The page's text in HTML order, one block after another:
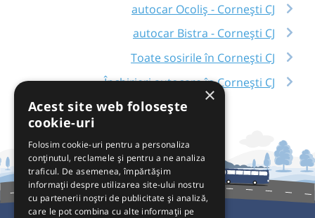
autocar Ocoliș - Cornești CJ
autocar Bistra - Cornești CJ
Toate sosirile în Cornești CJ
Închirieri autocare în Cornești CJ
×
Acest site web folosește
cookie-uri
Folosim cookie-uri pentru a personaliza
conținutul, reclamele și pentru a ne analiza
traficul. De asemenea, împărtășim
informații despre utilizarea site-ului nostru
cu partenerii noștri de publicitate și analiză,
care le pot combina cu alte informații pe